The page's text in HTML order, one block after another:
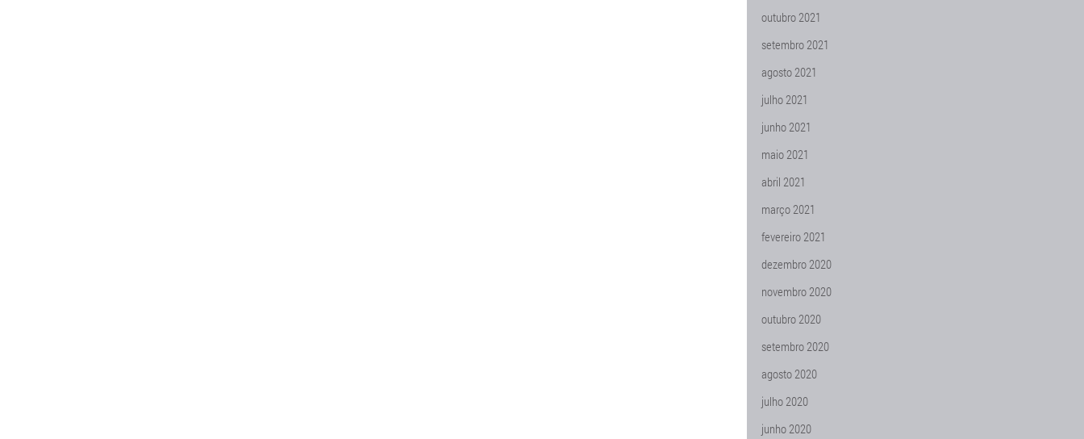
outubro 2021
setembro 2021
agosto 2021
julho 2021
junho 2021
maio 2021
abril 2021
março 2021
fevereiro 2021
dezembro 2020
novembro 2020
outubro 2020
setembro 2020
agosto 2020
julho 2020
junho 2020